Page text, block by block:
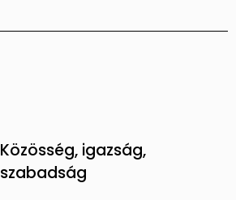
Közösség, igazság,
szabadság